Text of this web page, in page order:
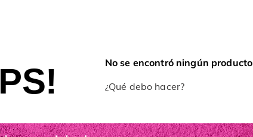
No se encontró ningún producto
¿Qué debo hacer?